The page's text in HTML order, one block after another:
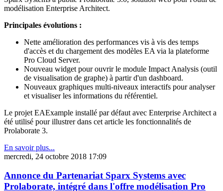
modélisation Enterprise Architect.
Principales évolutions :
Nette amélioration des performances vis à vis des temps
d'accès et du chargement des modèles EA via la plateforme
Pro Cloud Server.
Nouveau widget pour ouvrir le module Impact Analysis (outil
de visualisation de graphe) à partir d'un dashboard.
Nouveaux graphiques multi-niveaux interactifs pour analyser
et visualiser les informations du référentiel.
Le projet EAExample installé par défaut avec Enterprise Architect a
été utilisé pour illustrer dans cet article les fonctionnalités de
Prolaborate 3.
En savoir plus...
mercredi, 24 octobre 2018 17:09
Annonce du Partenariat Sparx Systems avec
Prolaborate, intégré dans l'offre modélisation Pro